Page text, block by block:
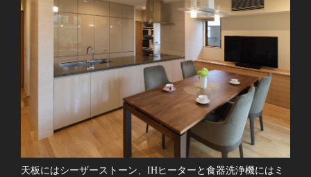
天板にはシーザーストーン、IHヒーターと食器洗浄機にはミ